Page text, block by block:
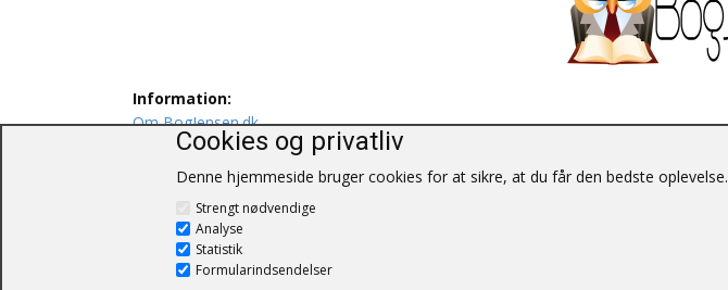
Information:
Om BogJensen.dk
Levering
Persondatapolitik
Salgs og leveringsbetingelser
Kontakt os
Cookies og privatliv
Denne hjemmeside bruger cookies for at sikre, at du får den bedste oplevelse.
Strengt nødvendige
Analyse
Statistik
Formularindsendelser